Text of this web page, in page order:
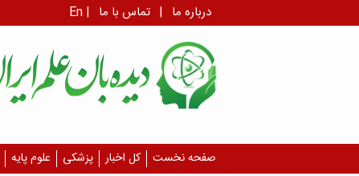
En | درباره ما | تماس با ما
صفحه نخست کل اخبار پزشکی علوم پایه